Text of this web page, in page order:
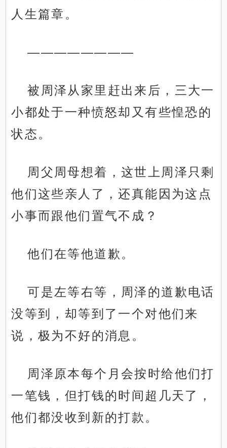
人生篇章。
————————
被周泽从家里赶出来后，三大一
小都处于一种愤怒却又有些惶恐的
状态。
周父周母想着，这世上周泽只剩
他们这些亲人了，还真能因为这点
小事而跟他们置气不成？
他们在等他道歉。
可是左等右等，周泽的道歉电话
没等到，却等到了一个对他们来
说，极为不好的消息。
周泽原本每个月会按时给他们打
一笔钱，但打钱的时间超几天了，
他们都没收到新的打款。